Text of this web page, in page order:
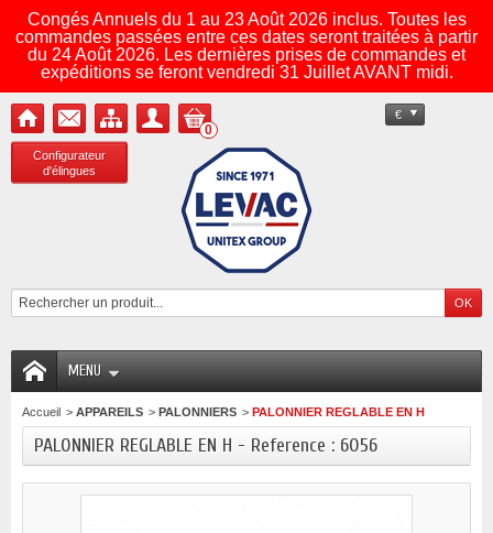
Congés Annuels du 1 au 23 Août 2026 inclus. Toutes les
commandes passées entre ces dates seront traitées à partir
du 24 Août 2026. Les dernières prises de commandes et
expéditions se feront vendredi 31 Juillet AVANT midi.
Configurateur
d'élingues
€
0
MENU
Accueil > APPAREILS > PALONNIERS > PALONNIER REGLABLE EN H
PALONNIER REGLABLE EN H - Reference : 6056